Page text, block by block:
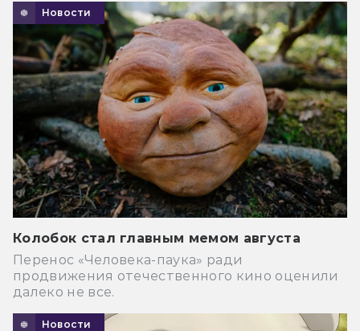
Новости
Колобок стал главным мемом августа
Перенос «Человека-паука» ради
продвижения отечественного кино оценили
далеко не все.
Новости